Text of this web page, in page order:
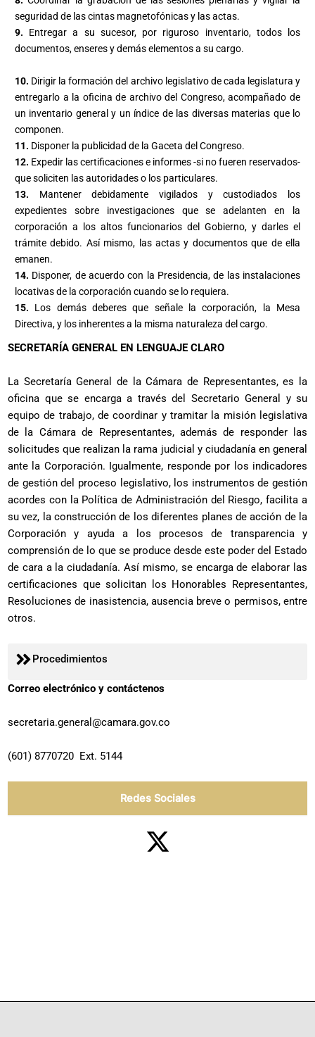
seguridad de las cintas magnetofónicas y las actas.
9. Entregar a su sucesor, por riguroso inventario, todos los
documentos, enseres y demás elementos a su cargo.
10. Dirigir la formación del archivo legislativo de cada legislatura y
entregarlo a la oficina de archivo del Congreso, acompañado de
un inventario general y un índice de las diversas materias que lo
componen.
11. Disponer la publicidad de la Gaceta del Congreso.
12. Expedir las certificaciones e informes -si no fueren reservados-
que soliciten las autoridades o los particulares.
13. Mantener debidamente vigilados y custodiados los
expedientes sobre investigaciones que se adelanten en la
corporación a los altos funcionarios del Gobierno, y darles el
trámite debido. Así mismo, las actas y documentos que de ella
emanen.
14. Disponer, de acuerdo con la Presidencia, de las instalaciones
locativas de la corporación cuando se lo requiera.
15. Los demás deberes que señale la corporación, la Mesa
Directiva, y los inherentes a la misma naturaleza del cargo.
SECRETARÍA GENERAL EN LENGUAJE CLARO
La Secretaría General de la Cámara de Representantes, es la
oficina que se encarga a través del Secretario General y su
equipo de trabajo, de coordinar y tramitar la misión legislativa
de la Cámara de Representantes, además de responder las
solicitudes que realizan la rama judicial y ciudadanía en general
ante la Corporación. Igualmente, responde por los indicadores
de gestión del proceso legislativo, los instrumentos de gestión
acordes con la Política de Administración del Riesgo, facilita a
su vez, la construcción de los diferentes planes de acción de la
Corporación y ayuda a los procesos de transparencia y
comprensión de lo que se produce desde este poder del Estado
de cara a la ciudadanía. Así mismo, se encarga de elaborar las
certificaciones que solicitan los Honorables Representantes,
Resoluciones de inasistencia, ausencia breve o permisos, entre
otros.
Procedimientos
Correo electrónico y contáctenos
secretaria.general@camara.gov.co
(601) 8770720 Ext. 5144
Redes Sociales